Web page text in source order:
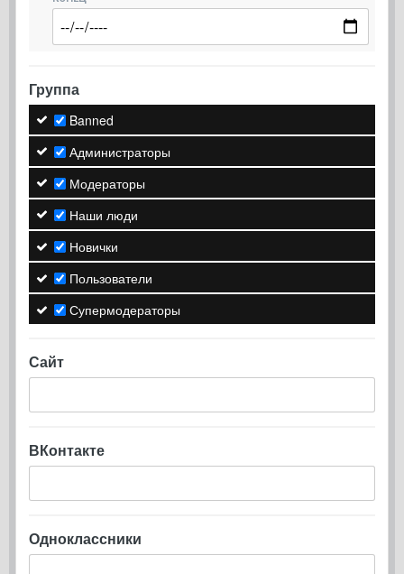
Группа
Banned
Администраторы
Модераторы
Наши люди
Новички
Пользователи
Супермодераторы
Сайт
ВКонтакте
Одноклассники